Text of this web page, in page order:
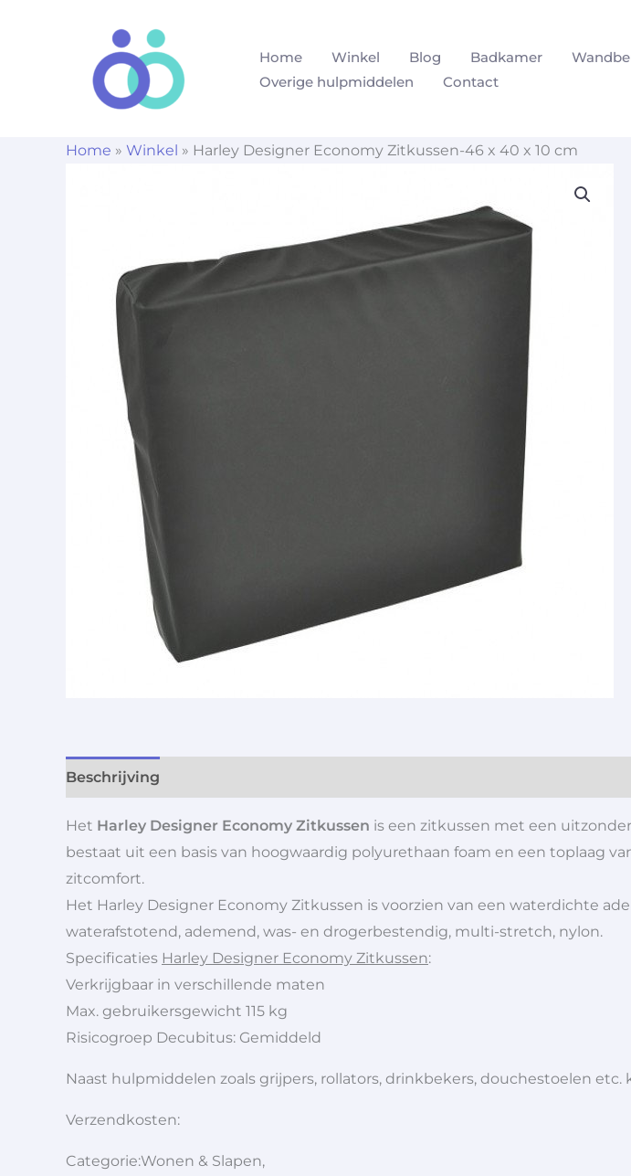
Home Winkel Blog Badkamer
Overige hulpmiddelen
Contact
Home » Winkel » Harley Designer Economy Zitkussen-46 x 40 x 10 cm
Beschrijving
Het Harley Designer Economy Zitkussen is een zitkussen met een
bestaat uit een basis van hoogwaardig polyurethaan foam en een toplaag
zitcomfort.
Het Harley Designer Economy Zitkussen is voorzien van een waterdichte
waterafstotend, ademend, was- en drogerbestendig, multi-stretch, nylon.
Specificaties Harley Designer Economy Zitkussen:
Verkrijgbaar in verschillende maten
Max. gebruikersgewicht 115 kg
Risicogroep Decubitus: Gemiddeld
Naast hulpmiddelen zoals grijpers, rollators, drinkbekers, douchestoelen
Verzendkosten:
Categorie:Wonen & Slapen,